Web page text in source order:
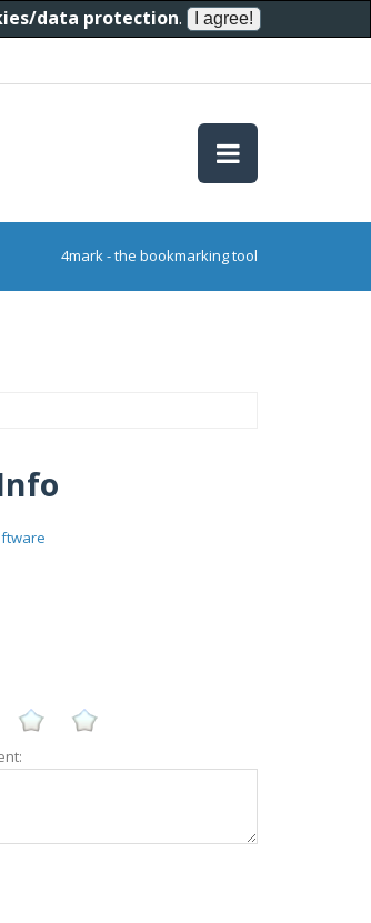
data protection.
4mark - the bookmarking tool